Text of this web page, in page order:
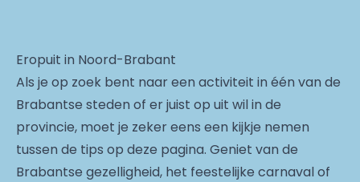
Eropuit in Noord-Brabant
Als je op zoek bent naar een activiteit in één van de
Brabantse steden of er juist op uit wil in de
provincie, moet je zeker eens een kijkje nemen
tussen de tips op deze pagina. Geniet van de
Brabantse gezelligheid, het feestelijke carnaval of